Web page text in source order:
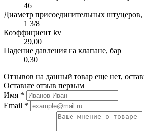
46
Диаметр присоединительных
1 3/8
Коэффициент kv
29,00
Падение давления на клапане, бар
0,30
Отзывов на данный товар еще нет,
Оставьте отзыв первым
Имя *
Email *